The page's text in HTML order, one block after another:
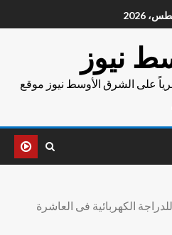
نيوز
على الشرق الأوسط نيوز موقع
الكهربائية فى العاشرة